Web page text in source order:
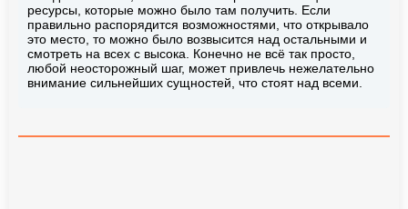
ресурсы, которые можно было там получить. Если
правильно распорядится возможностями, что открывало
это место, то можно было возвысится над остальными и
смотреть на всех с высока. Конечно не всё так просто,
любой неосторожный шаг, может привлечь нежелательно
внимание сильнейших сущностей, что стоят над всеми.